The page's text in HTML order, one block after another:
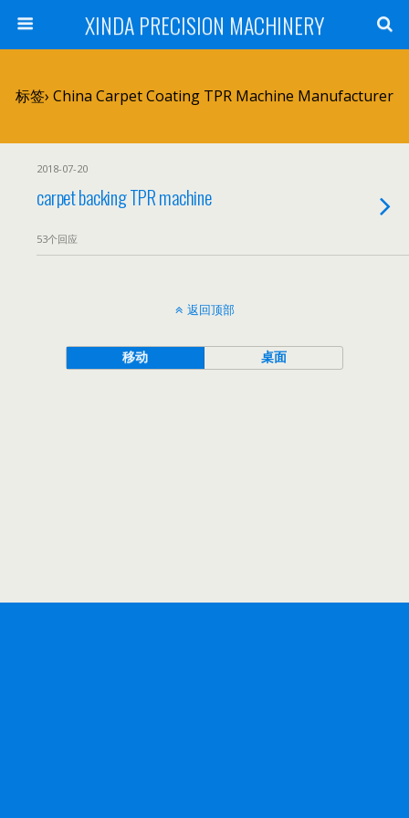
XINDA PRECISION MACHINERY
标签› China Carpet Coating TPR Machine Manufacturer
2018-07-20
carpet backing TPR machine
53个回应
返回顶部
移动 桌面